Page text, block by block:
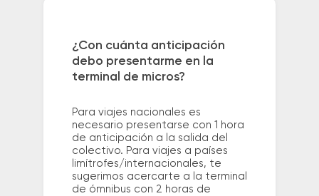
¿Con cuánta anticipación
debo presentarme en la
terminal de micros?
Para viajes nacionales es
necesario presentarse con 1 hora
de anticipación a la salida del
colectivo. Para viajes a países
limítrofes/internacionales, te
sugerimos acercarte a la terminal
de ómnibus con 2 horas de